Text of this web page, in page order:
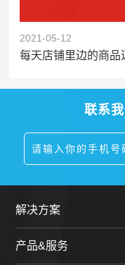
2021-05-12
每天店铺里边的商品
联系
解决方案
产品&服务